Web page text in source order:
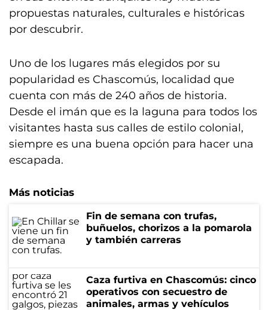
propuestas naturales, culturales e históricas
por descubrir.
Uno de los lugares más elegidos por su
popularidad es Chascomús, localidad que
cuenta con más de 240 años de historia.
Desde el imán que es la laguna para todos los
visitantes hasta sus calles de estilo colonial,
siempre es una buena opción para hacer una
escapada.
Más noticias
Fin de semana con trufas,
buñuelos, chorizos a la pomarola
y también carreras
Caza furtiva en Chascomús: cinco
operativos con secuestro de
animales, armas y vehículos